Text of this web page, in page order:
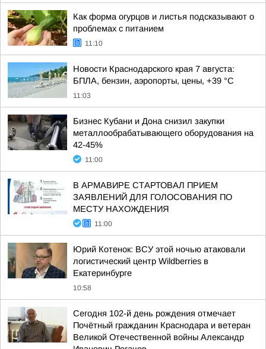
Как форма огурцов и листья подсказывают о
проблемах с питанием
11:10
Новости Краснодарского края 7 августа:
БПЛА, бензин, аэропорты, цены, +39 °C
11:03
Бизнес Кубани и Дона снизил закупки
металлообрабатывающего оборудования на
42-45%
11:00
В АРМАВИРЕ СТАРТОВАЛ ПРИЕМ
ЗАЯВЛЕНИЙ ДЛЯ ГОЛОСОВАНИЯ ПО
МЕСТУ НАХОЖДЕНИЯ
11:00
Юрий Котенок: ВСУ этой ночью атаковали
логистический центр Wildberries в
Екатеринбурге
10:58
Сегодня 102-й день рождения отмечает
Почётный гражданин Краснодара и ветеран
Великой Отечественной войны Александр